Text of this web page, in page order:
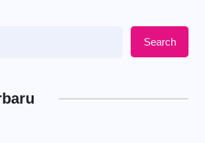
Search